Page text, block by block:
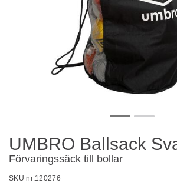
UMBRO Ballsack
Förvaringssäck till bollar
SKU nr:120276